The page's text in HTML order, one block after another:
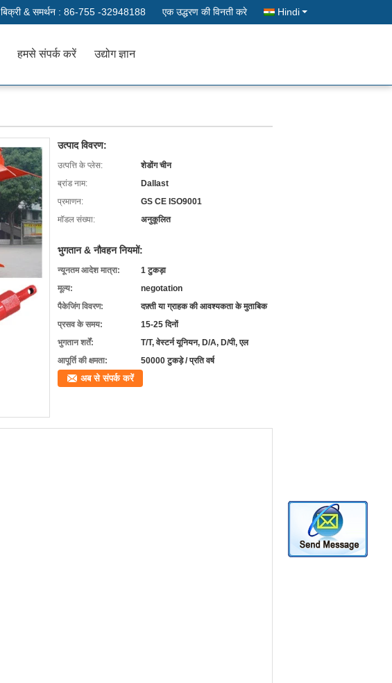
बिक्री & समर्थन : 86-755 -32948188 एक उद्धरण की विनती करे Hindi
हमसे संपर्क करें उद्योग ज्ञान
उत्पाद विवरण:
उत्पत्ति के प्लेस:
शेडोंग चीन
ब्रांड नाम:
Dallast
प्रमाणन:
GS CE ISO9001
मॉडल संख्या:
अनुकूलित
भुगतान & नौवहन नियमों:
न्यूनतम आदेश मात्रा:
1 टुकड़ा
मूल्य:
negotation
पैकेजिंग विवरण:
दफ़्ती या ग्राहक की आवश्यकता के मुताबिक
प्रसव के समय:
15-25 दिनों
भुगतान शर्तें:
T/T, वेस्टर्न यूनियन, D/A, D/पी, एल
आपूर्ति की क्षमता:
50000 टुकड़े / प्रति वर्ष
अब से संपर्क करें